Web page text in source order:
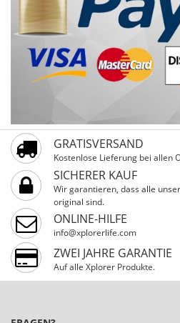
GRATISVERSAND
Kostenlose Lieferung bei allen
SICHERER KAUF
Wir garantieren, dass alle
original sind.
ONLINE-HILFE
info@xplorerlife.com
ZWEI JAHRE GARANTIE
Auf alle Xplorer Produkte.